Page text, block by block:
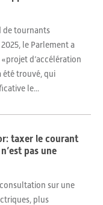
de tournants
le Parlement a
d’accélération
été trouvé, qui
le...
taxer le courant
pas une
sur une
plus